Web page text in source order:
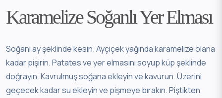
Karamelize Soğanlı Yer Elması
Soğanı ay şeklinde kesin. Ayçiçek yağında karamelize olana
kadar pişirin. Patates ve yer elmasını soyup küp şeklinde
doğrayın. Kavrulmuş soğana ekleyin ve kavurun. Üzerini
geçecek kadar su ekleyin ve pişmeye bırakın. Piştikten